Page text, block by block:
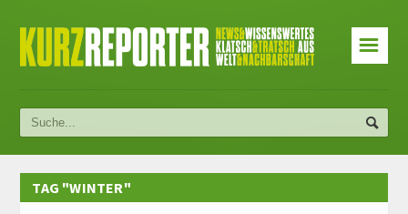
☰
TAG "WINTER"